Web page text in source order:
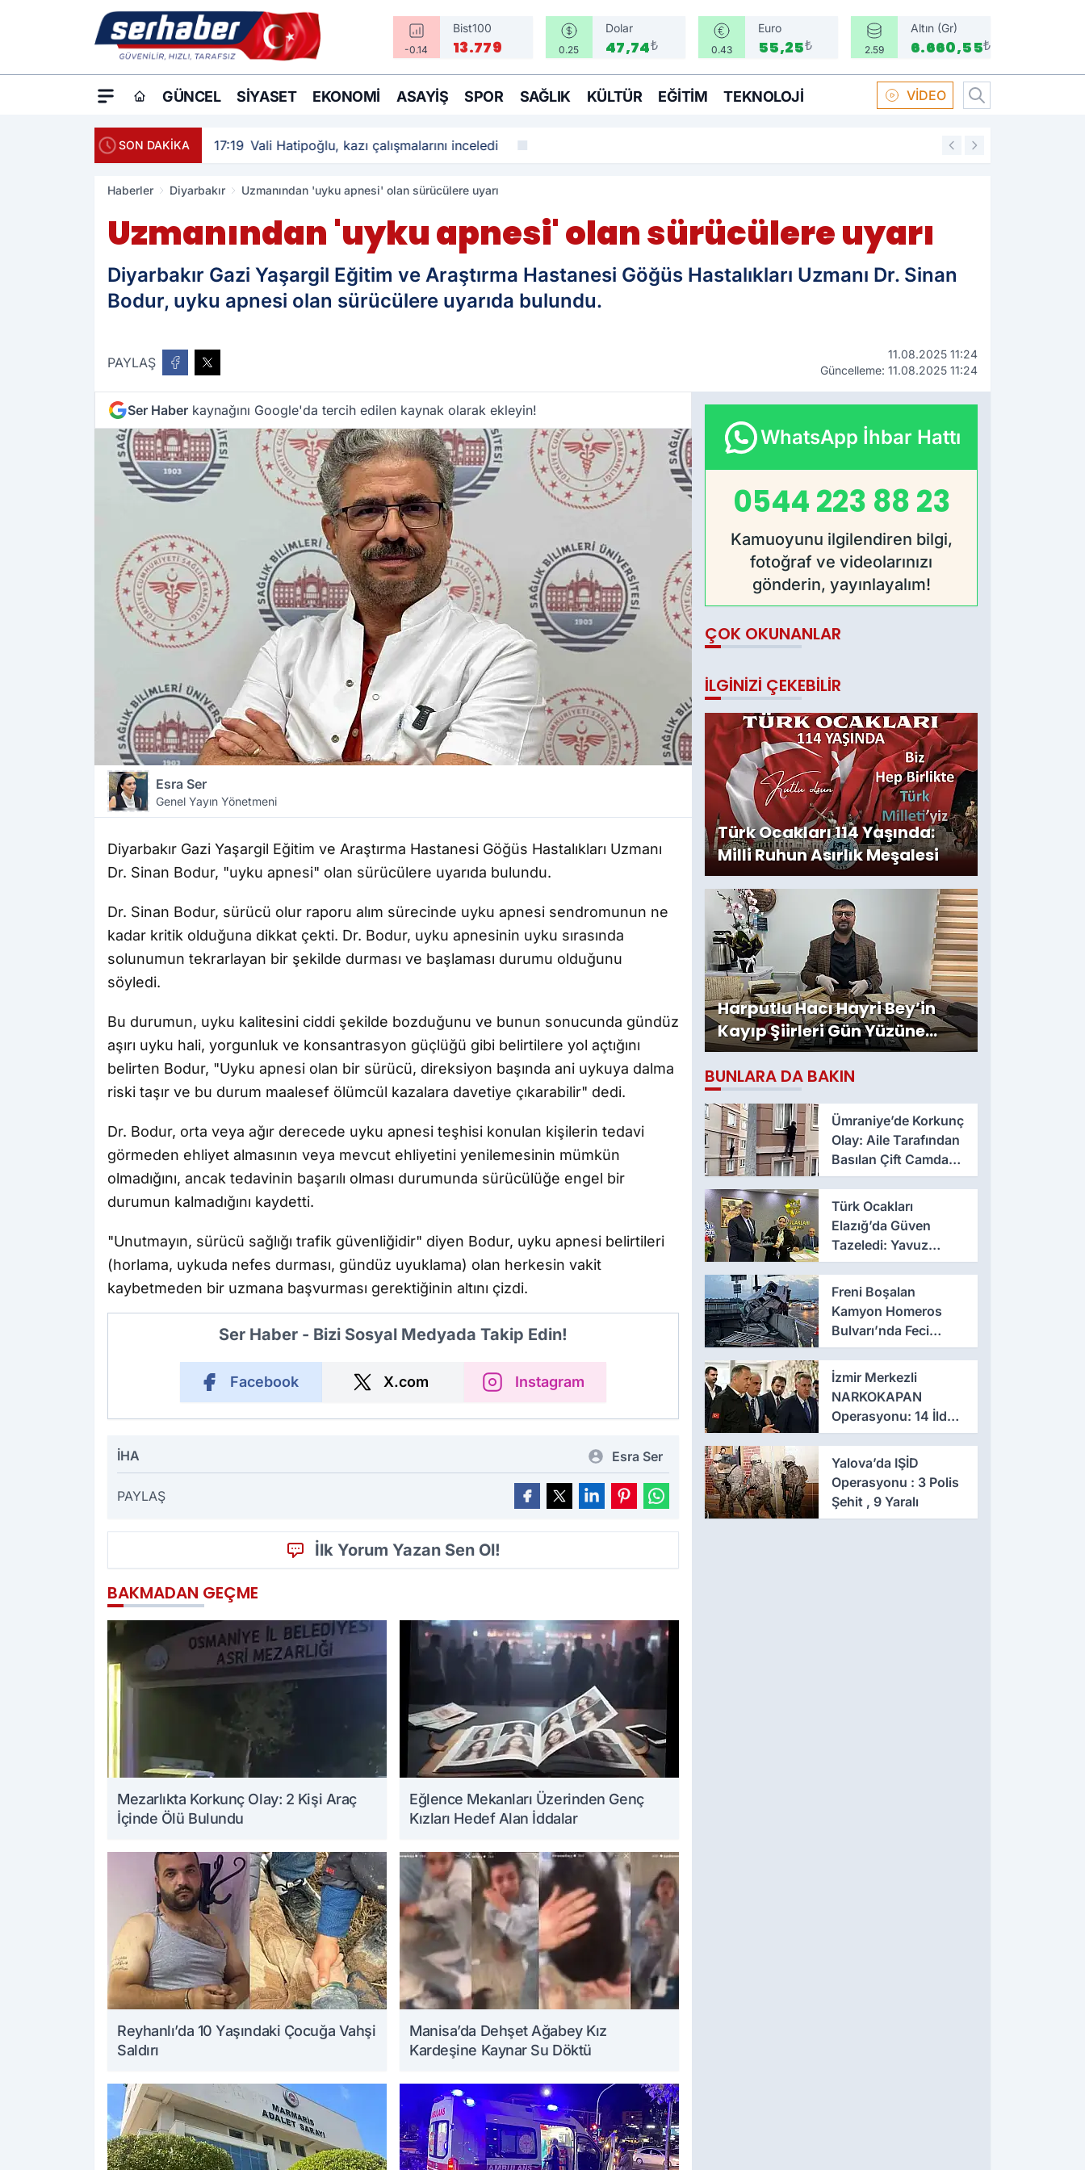
-0.14
Bist100
13.779 0.25
Dolar
47,74₺ 0.43
Euro
55,25₺ 2.59
Altın (Gr)
6.660,55₺
GÜNCEL SIYASET EKONOMI ASAYIŞ SPOR SAĞLIK KÜLTÜR EĞITIM TEKNOLOJI VİDEO
SON DAKİKA 17:19 Vali Hatipoğlu, kazı çalışmalarını inceledi 16:58
Haberler Diyarbakır Uzmanından 'uyku apnesi' olan sürücülere uyarı
Uzmanından 'uyku apnesi' olan sürücülere uyarı
Diyarbakır Gazi Yaşargil Eğitim ve Araştırma Hastanesi Göğüs Hastalıkları Uzmanı Dr. Sinan
Bodur, uyku apnesi olan sürücülere uyarıda bulundu.
PAYLAŞ
11.08.2025 11:24
Güncelleme: 11.08.2025 11:24
Ser Haber kaynağını Google'da tercih edilen kaynak olarak ekleyin!
Esra Ser
Genel Yayın Yönetmeni
Diyarbakır Gazi Yaşargil Eğitim ve Araştırma Hastanesi Göğüs Hastalıkları Uzmanı
Dr. Sinan Bodur, "uyku apnesi" olan sürücülere uyarıda bulundu.
Dr. Sinan Bodur, sürücü olur raporu alım sürecinde uyku apnesi sendromunun ne
kadar kritik olduğuna dikkat çekti. Dr. Bodur, uyku apnesinin uyku sırasında
solunumun tekrarlayan bir şekilde durması ve başlaması durumu olduğunu
söyledi.
Bu durumun, uyku kalitesini ciddi şekilde bozduğunu ve bunun sonucunda gündüz
aşırı uyku hali, yorgunluk ve konsantrasyon güçlüğü gibi belirtilere yol açtığını
belirten Bodur, "Uyku apnesi olan bir sürücü, direksiyon başında ani uykuya dalma
riski taşır ve bu durum maalesef ölümcül kazalara davetiye çıkarabilir" dedi.
Dr. Bodur, orta veya ağır derecede uyku apnesi teşhisi konulan kişilerin tedavi
görmeden ehliyet almasının veya mevcut ehliyetini yenilemesinin mümkün
olmadığını, ancak tedavinin başarılı olması durumunda sürücülüğe engel bir
durumun kalmadığını kaydetti.
"Unutmayın, sürücü sağlığı trafik güvenliğidir" diyen Bodur, uyku apnesi belirtileri
(horlama, uykuda nefes durması, gündüz uyuklama) olan herkesin vakit
kaybetmeden bir uzmana başvurması gerektiğinin altını çizdi.
Ser Haber - Bizi Sosyal Medyada Takip Edin!
Facebook X.com Instagram
İHA Esra Ser
PAYLAŞ
İlk Yorum Yazan Sen Ol!
BAKMADAN GEÇME
Mezarlıkta Korkunç Olay: 2 Kişi Araç
İçinde Ölü Bulundu
Eğlence Mekanları Üzerinden Genç
Kızları Hedef Alan İddalar
Reyhanlı’da 10 Yaşındaki Çocuğa Vahşi
Saldırı
Manisa’da Dehşet Ağabey Kız
Kardeşine Kaynar Su Döktü
WhatsApp İhbar Hattı
0544 223 88 23
Kamuoyunu ilgilendiren bilgi,
fotoğraf ve videolarınızı
gönderin, yayınlayalım!
ÇOK OKUNANLAR
İLGINIZI ÇEKEBILIR
Türk Ocakları 114 Yaşında:
Milli Ruhun Asırlık Meşalesi
Harputlu Hacı Hayri Bey’in
Kayıp Şiirleri Gün Yüzüne
Çıktı
BUNLARA DA BAKIN
Ümraniye’de Korkunç
Olay: Aile Tarafından
Basılan Çift Camdan
Atladı
Türk Ocakları
Elazığ’da Güven
Tazeledi: Yavuz
Haykır Yeniden
Başkan
Freni Boşalan
Kamyon Homeros
Bulvarı’nda Feci
Kazaya Neden Oldu
İzmir Merkezli
NARKOKAPAN
Operasyonu: 14 İlde
Eş Zamanlı Baskın,
641 Gözaltı
Yalova’da IŞİD
Operasyonu : 3 Polis
Şehit , 9 Yaralı